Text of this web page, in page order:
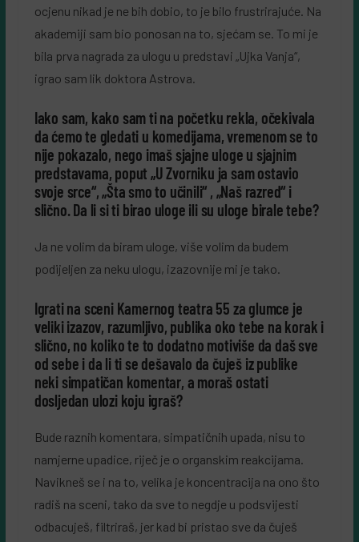
ocjenu nikad je ne bih dobio, to je bilo frustrirajuće. Na
akademiji sam bio ponosan na to, sjećam se. To mi je
bila prva nagrada za ulogu u predstavi „Ujka Vanja“,
igrao sam lik doktora Astrova.
Iako sam, kako sam ti na početku rekla, očekivala
da ćemo te gledati u komedijama, vremenom se to
nije pokazalo, nego imaš sjajne uloge u sjajnim
predstavama, poput „U Zvorniku ja sam ostavio
svoje srce“, „Šta smo to učinili“ , „Naš razred“ i
slično. Da li si ti birao uloge ili su uloge birale tebe?
Ja ne volim da biram uloge, više volim da budem
podijeljen za neku ulogu, izazovnije mi je tako.
Igrati na sceni Kamernog teatra 55 za glumce je
veliki izazov, razumljivo, publika oko tebe na korak i
slično, no koliko te to dodatno motiviše da daš sve
od sebe i da li ti se dešavalo da čuješ iz publike
neki simpatičan komentar, a moraš ostati
dosljedan ulozi koju igraš?
Bude raznih komentara, simpatičnih upada, nisu to
namjerne upadice, riječ je o organskim reakcijama.
Navikneš se i na to, velika je koncentracija na ono što
radiš na sceni, tako da sve to negdje u podsvijesti
odbacuješ, filtriraš, jer kad bi pristao sve da čuješ